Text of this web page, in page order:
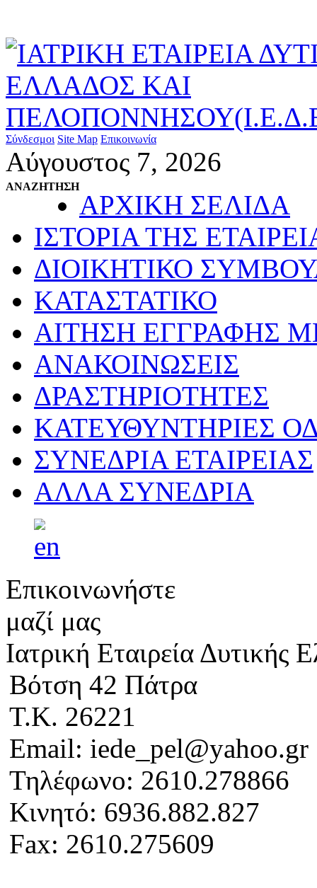
Σύνδεσμοι Site Map Επικοινωνία
Αύγουστος 7, 2026
ΑΝΑΖΗΤΗΣΗ
ΑΡΧΙΚΗ ΣΕΛΙΔΑ
ΙΣΤΟΡΙΑ ΤΗΣ
ΔΙΟΙΚΗΤΙΚΟ
ΚΑΤΑΣΤΑΤΙΚΟ
ΑΙΤΗΣΗ ΕΓΓΡΑΦΗΣ
ΑΝΑΚΟΙΝΩΣΕΙΣ
ΔΡΑΣΤΗΡΙΟΤΗΤΕΣ
ΚΑΤΕΥΘΥΝΤΗΡΙΕΣ
ΣΥΝΕΔΡΙΑ ΕΤΑΙΡΕΙΑΣ
ΑΛΛΑ ΣΥΝΕΔΡΙΑ
Επικοινωνήστε
μαζί μας
Ιατρική Εταιρεία
Βότση 42 Πάτρα
Τ.Κ. 26221
Email: iede_pel@yahoo.gr
Τηλέφωνο: 2610.278866
Κινητό: 6936.882.827
Fax: 2610.275609